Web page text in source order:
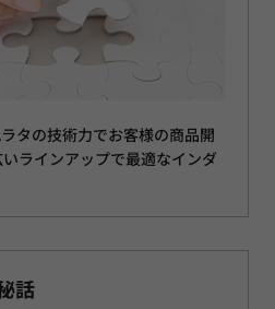
タの技術力でお客様の商品開
ラインアップで最適なインダ
話